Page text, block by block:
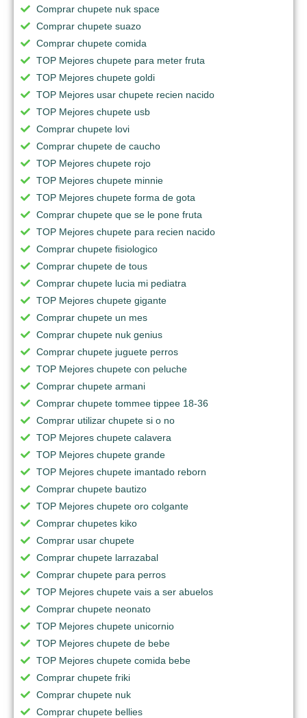
Comprar chupete nuk space
Comprar chupete suazo
Comprar chupete comida
TOP Mejores chupete para meter fruta
TOP Mejores chupete goldi
TOP Mejores usar chupete recien nacido
TOP Mejores chupete usb
Comprar chupete lovi
Comprar chupete de caucho
TOP Mejores chupete rojo
TOP Mejores chupete minnie
TOP Mejores chupete forma de gota
Comprar chupete que se le pone fruta
TOP Mejores chupete para recien nacido
Comprar chupete fisiologico
Comprar chupete de tous
Comprar chupete lucia mi pediatra
TOP Mejores chupete gigante
Comprar chupete un mes
Comprar chupete nuk genius
Comprar chupete juguete perros
TOP Mejores chupete con peluche
Comprar chupete armani
Comprar chupete tommee tippee 18-36
Comprar utilizar chupete si o no
TOP Mejores chupete calavera
TOP Mejores chupete grande
TOP Mejores chupete imantado reborn
Comprar chupete bautizo
TOP Mejores chupete oro colgante
Comprar chupetes kiko
Comprar usar chupete
Comprar chupete larrazabal
Comprar chupete para perros
TOP Mejores chupete vais a ser abuelos
Comprar chupete neonato
TOP Mejores chupete unicornio
TOP Mejores chupete de bebe
TOP Mejores chupete comida bebe
Comprar chupete friki
Comprar chupete nuk
Comprar chupete bellies